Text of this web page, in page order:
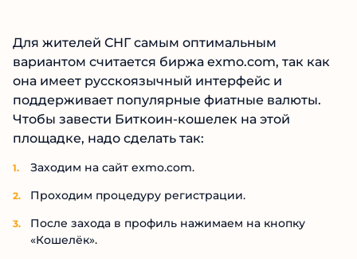
Для жителей СНГ самым оптимальным
вариантом считается биржа exmo.com, так как
она имеет русскоязычный интерфейс и
поддерживает популярные фиатные валюты.
Чтобы завести Биткоин-кошелек на этой
площадке, надо сделать так:
Заходим на сайт exmo.com.
Проходим процедуру регистрации.
После захода в профиль нажимаем на кнопку
«Кошелёк».